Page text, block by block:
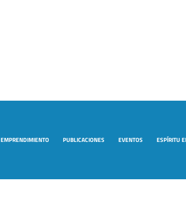
EMPRENDIMIENTO PUBLICACIONES EVENTOS ESPÍRITU